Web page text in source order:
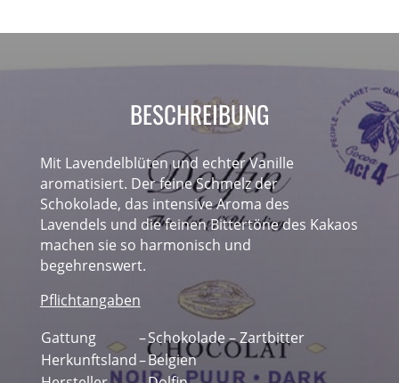
BESCHREIBUNG
Mit Lavendelblüten und echter Vanille
aromatisiert. Der feine Schmelz der
Schokolade, das intensive Aroma des
Lavendels und die feinen Bittertöne des Kakaos
machen sie so harmonisch und
begehrenswert.
Pflichtangaben
Gattung
–Schokolade – Zartbitter
Herkunftsland–Belgien